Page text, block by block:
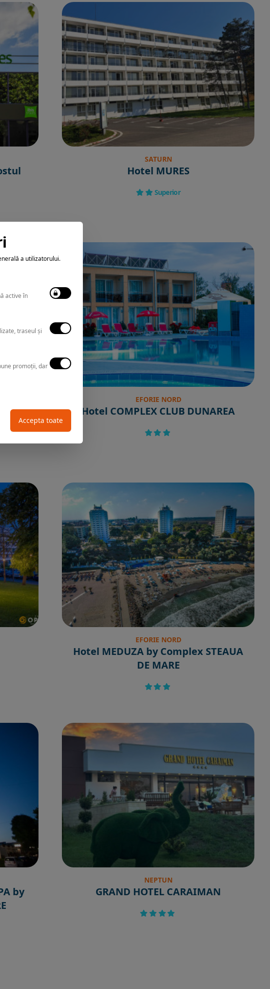
SATURN
Hotel MURES
Superior
EFORIE NORD
Hotel COMPLEX CLUB DUNAREA
EFORIE NORD
Hotel MEDUZA by Complex STEAUA
DE MARE
by
NEPTUN
GRAND HOTEL CARAIMAN
a utilizatorului.
active în
traseul și
promoții, dar
Accepta toate